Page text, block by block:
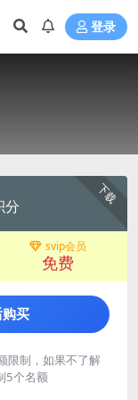
登录
下载
分
svip会员
免费
购买
限制，如果不了解
5个名额